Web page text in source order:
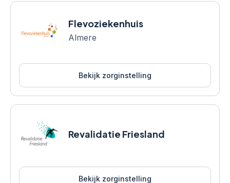
Flevoziekenhuis
Almere
Bekijk zorginstelling
Revalidatie Friesland
Bekijk zorginstelling